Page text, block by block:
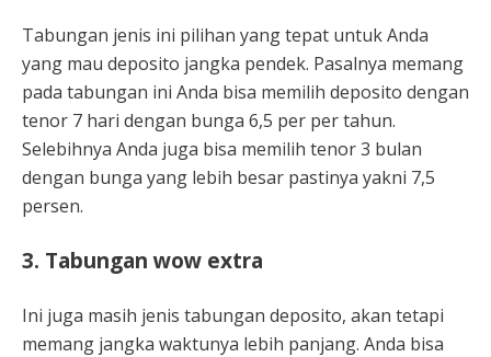
Tabungan jenis ini pilihan yang tepat untuk Anda
yang mau deposito jangka pendek. Pasalnya memang
pada tabungan ini Anda bisa memilih deposito dengan
tenor 7 hari dengan bunga 6,5 per per tahun.
Selebihnya Anda juga bisa memilih tenor 3 bulan
dengan bunga yang lebih besar pastinya yakni 7,5
persen.
3. Tabungan wow extra
Ini juga masih jenis tabungan deposito, akan tetapi
memang jangka waktunya lebih panjang. Anda bisa